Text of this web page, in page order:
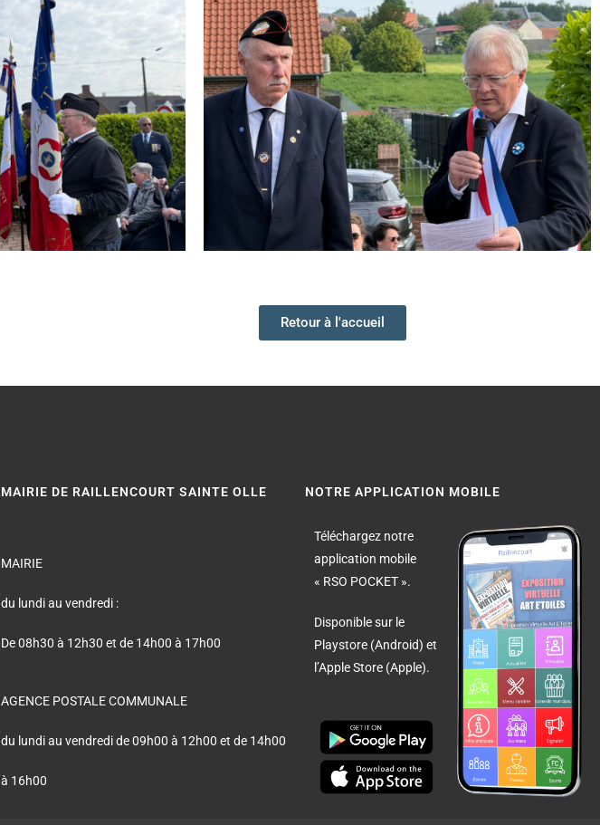
Retour à l'accueil
MAIRIE DE RAILLENCOURT SAINTE OLLE
MAIRIE
du lundi au vendredi :
De 08h30 à 12h30 et de 14h00 à 17h00
AGENCE POSTALE COMMUNALE
du lundi au vendredi de 09h00 à 12h00 et de 14h00
à 16h00
NOTRE APPLICATION MOBILE
Téléchargez notre
application mobile
« RSO POCKET ».
Disponible sur le
Playstore (Android) et
l’Apple Store (Apple).